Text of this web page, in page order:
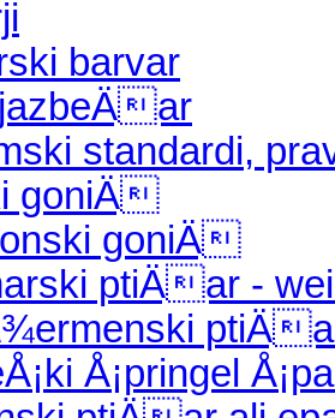
barvar
standardi,
goniÄ
goniÄ
ptiÄar -
Å¡pringel